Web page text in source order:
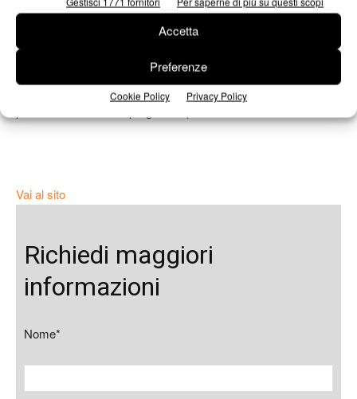
Accetta
Preferenze
Cookie Policy Privacy Policy
Smilesys S.p.A. in collaborazione con Venchiaredo S.p.A.
(premio speciale per gli imballaggi in plastica)
Elica S.p.A. (premio speciale per il caso più meritevole dal
Vai al sito
Richiedi maggiori
informazioni
Nome*